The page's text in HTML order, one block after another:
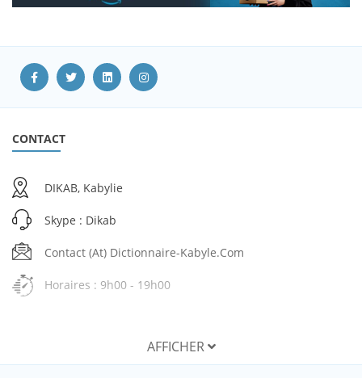
CONTACT
DIKAB, Kabylie
Skype : Dikab
Contact (at) Dictionnaire-Kabyle.com
Horaires : 9h00 - 19h00
AFFICHER